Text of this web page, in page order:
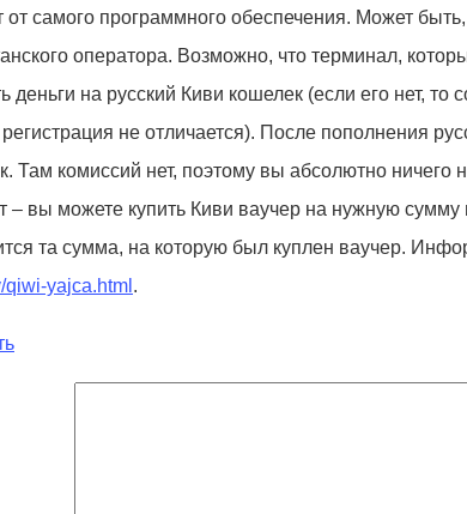
от самого программного обеспечения. Может
оператора. Возможно, что терминал,
деньги на русский Киви кошелек (если его нет, то
не отличается). После пополнения
Там комиссий нет, поэтому вы абсолютно ничего
– вы можете купить Киви ваучер на нужную сумму
та сумма, на которую был куплен ваучер.
qiwi-yajca.html .